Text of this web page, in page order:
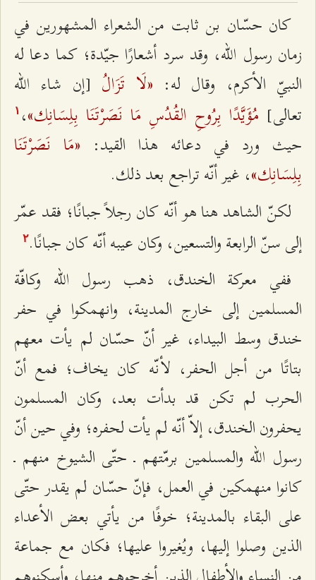
كان حسّان بن ثابت من الشعراء المشهورين في
زمان رسول الله، وقد سرد أشعارًا جيّدة؛ كما دعا له
النبيّ الأكرم، وقال له: «لَا تَزَالُ [إن شاء الله
تعالى] مُؤَيَّدًا بِرُوحِ القُدُسِ مَا نَصَرْتَنَا بِلِسَانِك‌»، ۱
حيث ورد في دعائه هذا القيد: «مَا نَصَرْتَنَا
بِلِسَانِك»، غير أنّه تراجع بعد ذلك.
لكنّ الشاهد هنا هو أنّه كان رجلاً جبانًا؛ فقد عمّر
إلى سنّ الرابعة والتسعين، وكان عيبه أنّه كان جبانًا.٢
ففي معركة الخندق، ذهب رسول الله وكافّة
المسلمين إلى خارج المدينة، وانهمكوا في حفر
خندق وسط البيداء، غير أنّ حسّان لم يأت معهم
بتاتًا من أجل الحفر، لأنّه كان يخاف؛ فمع أنّ
الحرب لم تكن قد بدأت بعد، وكان المسلمون
يحفرون الخندق، إلاّ أنّه لم يأت لحفره؛ وفي حين أنّ
رسول الله والمسلمين برمّتهم ـ حتّى الشيوخ منهم ـ
كانوا منهمكين في العمل، فإنّ حسّان لم يقدر حتّى
على البقاء بالمدينة؛ خوفًا من يأتي بعض الأعداء
الذين وصلوا إليها، ويُغيروا عليها؛ فكان مع جماعة